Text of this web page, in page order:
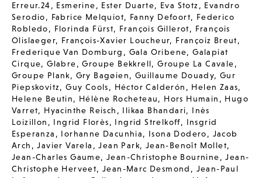
Erreur.24, Esmerine, Ester Duarte, Eva Stotz , Evandro
Serodio, Fabrice Melquiot, Fanny Defoort, Federico
Robledo, Florinda Fürst, François Gillerot, François
Olislaeger, François-Xavier Loucheur, Françoiz Breut,
Frederique Van Domburg , Gala Oribene,Galapiat
Cirque,Glabre,Groupe Bekkrell,Groupe La Cavale,
Groupe Plank, Gry Bagøien, Guillaume Douady,Gur
Piepskovitz,Guy Cools, Héctor Calderón , Helen Zaas,
Helene Beutin, Hélène Rocheteau, Hors Humain , Hugo
Varret, Hyacinthe Reisch , Ilikaa Bhandari, Inès
Loizillon , Ingrid Florès, Ingrid Strelkoff, Insgrid
Esperanza , Iorhanne Dacunhia, Isona Dodero, Jacob
Arch ,Javier Varela ,Jean Park, Jean-Benoît Mollet,
Jean-Charles Gaume,Jean-Christophe Bournine,Jean-
Christophe Herveet,Jean-Marc Desmond , Jean-Paul